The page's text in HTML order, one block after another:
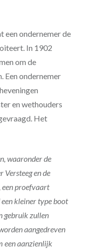
een ondernemer de
In 1902
om de
Een ondernemer
en wethouders
Het
waaronder de
en de
een proefvaart
kleiner type boot
gebruik zullen
aangedreven
een aanzienlijk